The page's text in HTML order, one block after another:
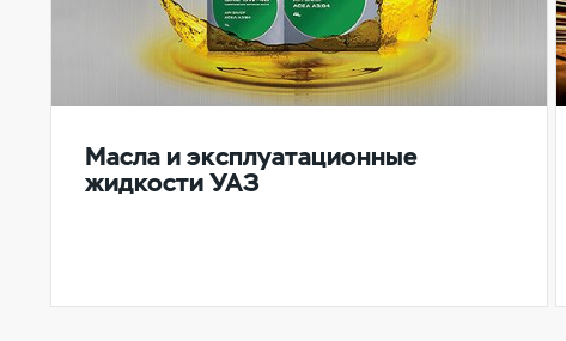
Масла и эксплуатационные
жидкости УАЗ